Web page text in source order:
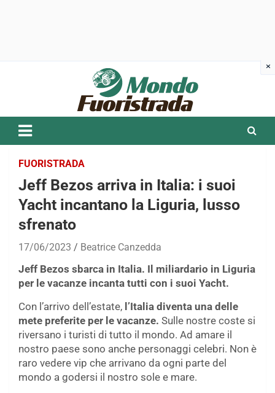
FUORISTRADA
Jeff Bezos arriva in Italia: i suoi
Yacht incantano la Liguria, lusso
sfrenato
17/06/2023 Beatrice Canzedda
Jeff Bezos sbarca in Italia. Il miliardario in Liguria
per le vacanze incanta tutti con i suoi Yacht.
Con l’arrivo dell’estate, l’Italia diventa una delle
mete preferite per le vacanze. Sulle nostre coste si
riversano i turisti di tutto il mondo. Ad amare il
nostro paese sono anche personaggi celebri. Non è
raro vedere vip che arrivano da ogni parte del
mondo a godersi il nostro sole e mare.